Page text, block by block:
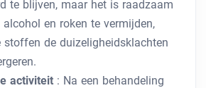
te blijven, maar het is raadzaam
en roken te vermijden,
stoffen de duizeligheidsklachten
activiteit : Na een behandeling